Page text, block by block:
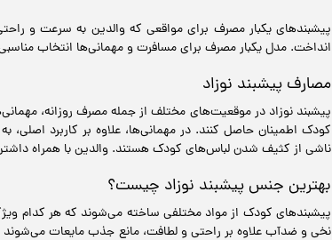
پیشبندهای یکبار مصرف برای مواقعی که والدین به سرعت و
انداخت. مدل یکبار مصرف برای مسافرت و مهمانی‌ها انتخاب
مصارف پیشبند نوزاد
پیشبند نوزاد در موقعیت‌های مختلف از جمله مصرف روزانه،
کودک اطمینان حاصل کنند. در مهمانی‌ها، علاوه بر کاربرد
ناشی از کثیف شدن لباس‌های کودک هستند. والدین با همراه
بهترین جنس پیشبند نوزاد چیست؟
پیشبندهای کودک از مواد مختلفی ساخته می‌شوند که هر کدام
نخی و ضدآب علاوه بر راحتی و لطافت، مانع جذب مایعات می‌شوند